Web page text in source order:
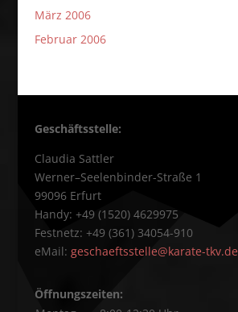
März 2006
Februar 2006
Geschäftsstelle:
Claudia Sattler
Werner–Seelenbinder-Straße 1
99096 Erfurt
Handy: +49 (1520) 4629975
Festnetz: +49 (361) 34054-910
eMail: geschaeftsstelle@karate-tkv.de
Öffnungszeiten: